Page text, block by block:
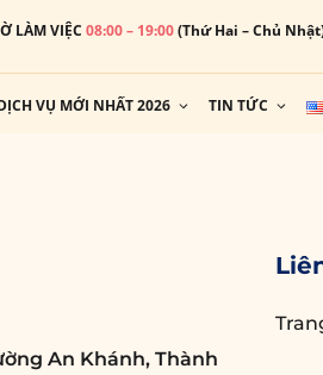
LÀM VIỆC 08:00 – 19:00(Thứ Hai – Chủ
VỤ MỚI NHẤT 2026 TIN TỨC
An Khánh, Thành